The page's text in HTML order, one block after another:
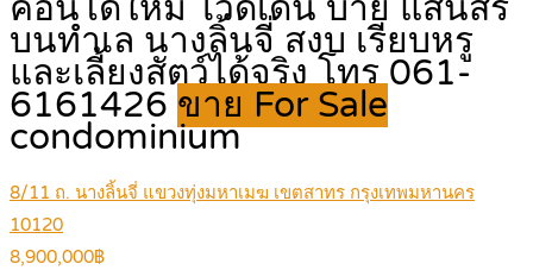
คอนโดใหม่ ไวด์เด็น บาย แสนสิริ
บนทำเล นางลิ้นจี่ สงบ เรียบหรู
และเลี้ยงสัตว์ได้จริง โทร 061-
6161426 ขาย For Sale
condominium
8/11 ถ. นางลิ้นจี่ แขวงทุ่งมหาเมฆ เขตสาทร กรุงเทพมหานคร
10120
8,900,000฿